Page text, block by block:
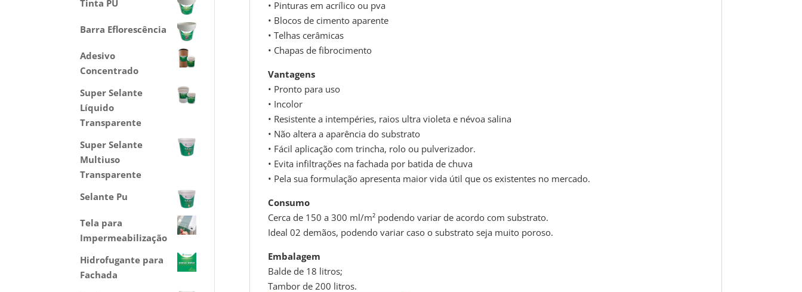
• Pinturas em acrílico ou pva
• Blocos de cimento aparente
• Telhas cerâmicas
• Chapas de fibrocimento
Vantagens
• Pronto para uso
• Incolor
• Resistente a intempéries, raios ultra violeta e névoa salina
• Não altera a aparência do substrato
• Fácil aplicação com trincha, rolo ou pulverizador.
• Evita infiltrações na fachada por batida de chuva
• Pela sua formulação apresenta maior vida útil que os existentes no mercado.
Consumo
Cerca de 150 a 300 ml/m² podendo variar de acordo com substrato.
Ideal 02 demãos, podendo variar caso o substrato seja muito poroso.
Embalagem
Balde de 18 litros;
Tambor de 200 litros.
Tinta PU
Barra Eflorescência
Adesivo
Concentrado
Super Selante
Líquido
Transparente
Super Selante
Multiuso
Transparente
Selante Pu
Tela para
Impermeabilização
Hidrofugante para
Fachada